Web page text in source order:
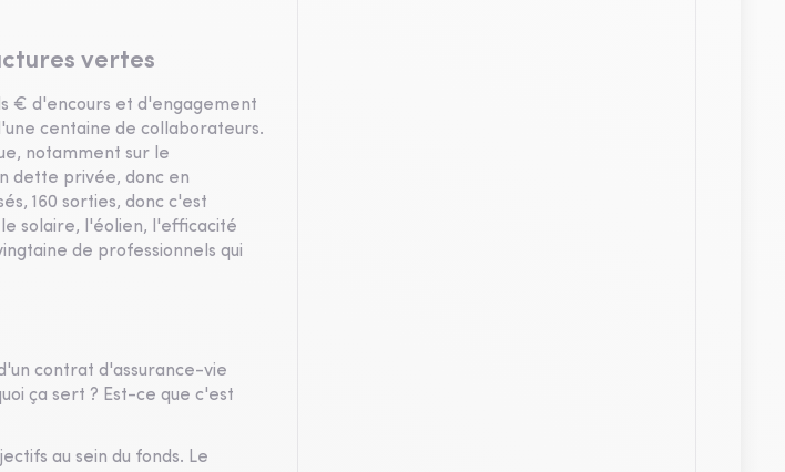
vertes
€ d'encours et d'engagement
centaine de collaborateurs.
notamment sur le
dette privée, donc en
160 sorties, donc c'est
le solaire, l'éolien, l'efficacité
de professionnels qui
contrat d'assurance-vie
ça sert ? Est-ce que c'est
au sein du fonds. Le